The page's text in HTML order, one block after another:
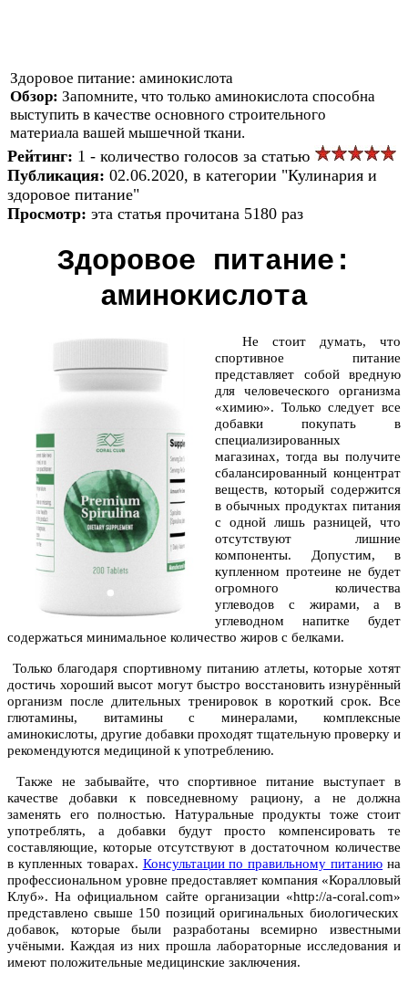
Здоровое питание: аминокислота
Обзор: Запомните, что только аминокислота способна
выступить в качестве основного строительного
материала вашей мышечной ткани.
Рейтинг: 1 - количество голосов за статью
Публикация: 02.06.2020, в категории "Кулинария и
здоровое питание"
Просмотр: эта статья прочитана 5180 раз
Здоровое питание:
аминокислота
Не стоит думать, что
спортивное питание
представляет собой вредную
для человеческого организма
«химию». Только следует все
добавки покупать в
специализированных
магазинах, тогда вы получите
сбалансированный концентрат
веществ, который содержится
в обычных продуктах питания
с одной лишь разницей, что
отсутствуют лишние
компоненты. Допустим, в
купленном протеине не будет
огромного количества
углеводов с жирами, а в
углеводном напитке будет
содержаться минимальное количество жиров с белками.
Только благодаря спортивному питанию атлеты, которые хотят
достичь хороший высот могут быстро восстановить изнурённый
организм после длительных тренировок в короткий срок. Все
глютамины, витамины с минералами, комплексные
аминокислоты, другие добавки проходят тщательную проверку и
рекомендуются медициной к употреблению.
Также не забывайте, что спортивное питание выступает в
качестве добавки к повседневному рациону, а не должна
заменять его полностью. Натуральные продукты тоже стоит
употреблять, а добавки будут просто компенсировать те
составляющие, которые отсутствуют в достаточном количестве
в купленных товарах. Консультации по правильному питанию на
профессиональном уровне предоставляет компания «Коралловый
Клуб». На официальном сайте организации «http://a-coral.com»
представлено свыше 150 позиций оригинальных биологических
добавок, которые были разработаны всемирно известными
учёными. Каждая из них прошла лабораторные исследования и
имеют положительные медицинские заключения.